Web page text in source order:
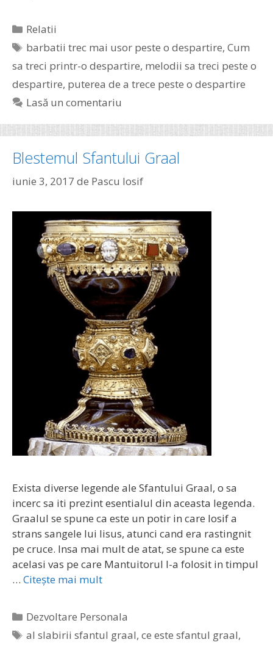
Categorii
Relatii
Etichete
barbatii trec mai usor peste o despartire,Cum
sa treci printr-o despartire, melodii sa treci peste o
despartire, puterea de a trece peste o despartire
Lasă un comentariu
Blestemul Sfantului Graal
iunie 3, 2017 de Pascu Iosif
Exista diverse legende ale Sfantului Graal, o sa
incerc sa iti prezint esentialul din aceasta legenda.
Graalul se spune ca este un potir in care Iosif a
strans sangele lui Iisus, atunci cand era rastingnit
pe cruce. Insa mai mult de atat, se spune ca este
acelasi vas pe care Mantuitorul l-a folosit in timpul
… Citește mai mult
Categorii
Dezvoltare Personala
Etichete
al slabirii sfantul graal,ce este sfantul graal,